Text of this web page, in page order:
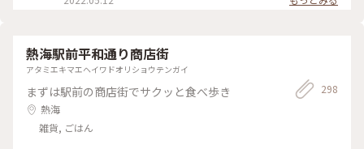
定で薔薇をモチーフとした期間限定のパフェが登場します。 薔
●Restaurant＆Sweets花の妖精 住所：静岡県熱海市熱海
1993-65 定休日：火曜日、水曜日、他不定休 営業時間：10:00
～17:00（16:00L.O.)
熱海駅前平和通り商店街
アタミエキマエヘイワドオリショウテンガイ
まずは駅前の商店街でサクッと食べ歩き
熱海
雑貨, ごはん
298